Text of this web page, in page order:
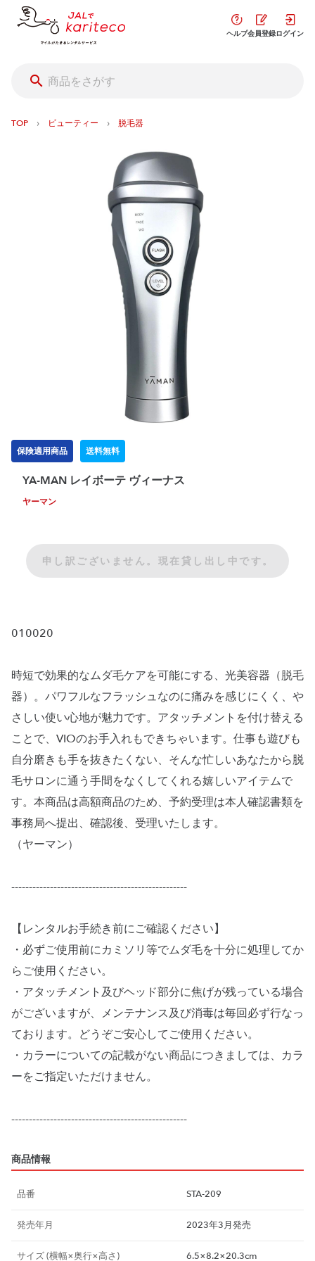
ヘルプ会員登録ログイン
TOP › ビューティー › 脱毛器
保険適用商品 送料無料
YA-MAN レイボーテ ヴィーナス
ヤーマン
申し訳ございません。現在貸し出し中です。
010020
時短で効果的なムダ毛ケアを可能にする、光美容器（脱毛
器）。パワフルなフラッシュなのに痛みを感じにくく、や
さしい使い心地が魅力です。アタッチメントを付け替える
ことで、VIOのお手入れもできちゃいます。仕事も遊びも
自分磨きも手を抜きたくない、そんな忙しいあなたから脱
毛サロンに通う手間をなくしてくれる嬉しいアイテムで
す。本商品は高額商品のため、予約受理は本人確認書類を
事務局へ提出、確認後、受理いたします。
（ヤーマン）
--------------------------------------------------
【レンタルお手続き前にご確認ください】
・必ずご使用前にカミソリ等でムダ毛を十分に処理してか
らご使用ください。
・アタッチメント及びヘッド部分に焦げが残っている場合
がございますが、メンテナンス及び消毒は毎回必ず行なっ
ております。どうぞご安心してご使用ください。
・カラーについての記載がない商品につきましては、カラ
ーをご指定いただけません。
商品情報
品番 STA-209
発売年月 2023年3月発売
サイズ (横幅×奥行×高さ) 6.5×8.2×20.3cm